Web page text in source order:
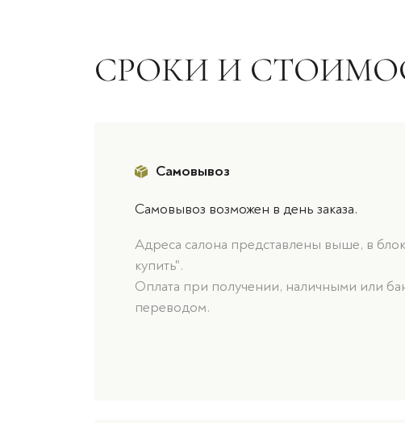
СРОКИ И
Самовывоз
Самовывоз возможен в день заказа.
Адреса салона представлены выше, в
купить".
Оплата при получении, наличными или
переводом.